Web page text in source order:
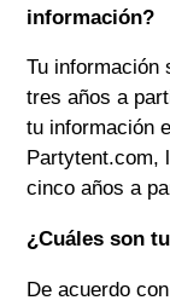
información?
Tu información
tres años a
tu información
Partytent.com,
cinco años a
¿Cuáles son
De acuerdo